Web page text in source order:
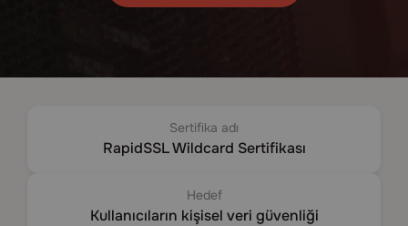
Sertifika adı
RapidSSL Wildcard Sertifikası
Hedef
Kullanıcıların kişisel veri güvenliği